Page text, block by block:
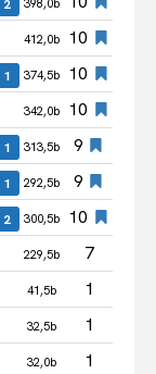
2 398,0b
412,0b
10
1 374,5b
10
342,0b
10
1 313,5b
9
1 292,5b
9
2 300,5b
10
229,5b
7
41,5b
1
32,5b
1
32,0b
1